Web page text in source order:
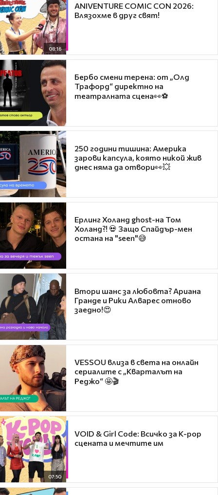
08:16
ANIVENTURE COMIC CON 2026:
Влязохме в друг свят!
Бербо смени терена: от „Олд
Трафорд“ директно на
театралната сцена👀⚽
250 години тишина: Америка
зарови капсула, която никой жив
днес няма да отвори👀💥
Ерлинг Холанд ghost-на Том
Холанд?! 💀 Защо Спайдър-мен
остана на "seen"😅
Втори шанс за любовта? Ариана
Гранде и Рики Алварес отново
заедно!😍
VESSOU влиза в света на онлайн
сериалите с „Кварталът на
Реджо“ 🤩🎬
07:50
VOID & Girl Code: Всичко за K-pop
сцената и мечтите им